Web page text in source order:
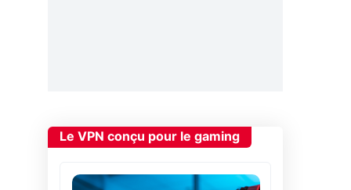
Le VPN conçu pour le gaming